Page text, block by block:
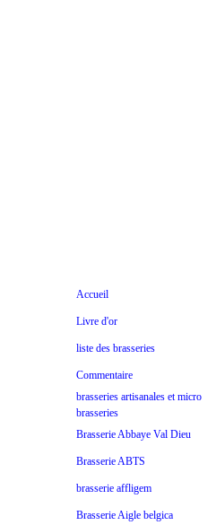
Accueil
Livre d'or
liste des brasseries
Commentaire
brasseries artisanales et micro
brasseries
Brasserie Abbaye Val Dieu
Brasserie ABTS
brasserie affligem
Brasserie Aigle belgica